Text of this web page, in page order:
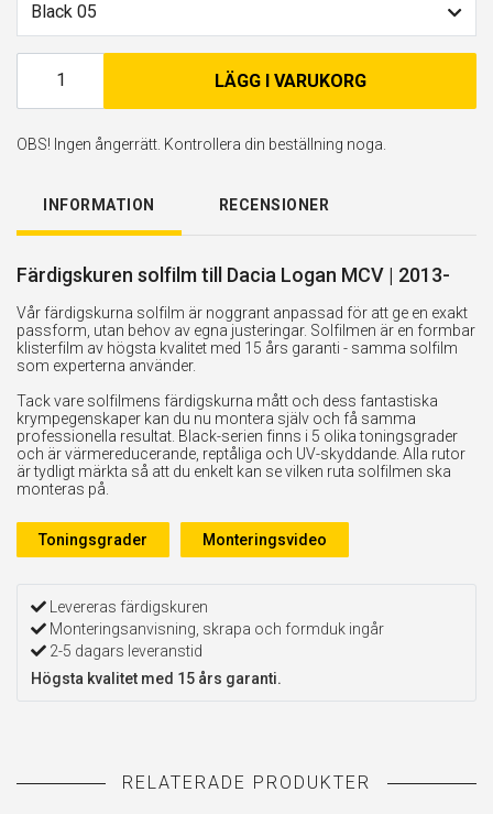
Black 05
LÄGG I VARUKORG
OBS! Ingen ångerrätt. Kontrollera din beställning noga.
INFORMATION RECENSIONER
Färdigskuren solfilm till Dacia Logan MCV | 2013-
Vår färdigskurna solfilm är noggrant anpassad för att ge en exakt
passform, utan behov av egna justeringar. Solfilmen är en formbar
klisterfilm av högsta kvalitet med 15 års garanti - samma solfilm
som experterna använder.
Tack vare solfilmens färdigskurna mått och dess fantastiska
krympegenskaper kan du nu montera själv och få samma
professionella resultat. Black-serien finns i 5 olika toningsgrader
och är värmereducerande, reptåliga och UV-skyddande. Alla rutor
är tydligt märkta så att du enkelt kan se vilken ruta solfilmen ska
monteras på.
Toningsgrader Monteringsvideo
Levereras färdigskuren
Monteringsanvisning, skrapa och formduk ingår
2-5 dagars leveranstid
Högsta kvalitet med 15 års garanti.